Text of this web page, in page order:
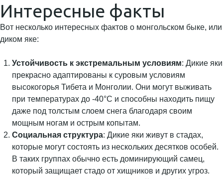
Интересные факты
Вот несколько интересных фактов о монгольском быке, или
диком яке:
Устойчивость к экстремальным условиям: Дикие яки
прекрасно адаптированы к суровым условиям
высокогорья Тибета и Монголии. Они могут выживать
при температурах до -40°C и способны находить пищу
даже под толстым слоем снега благодаря своим
мощным ногам и острым копытам.
Социальная структура: Дикие яки живут в стадах,
которые могут состоять из нескольких десятков особей.
В таких группах обычно есть доминирующий самец,
который защищает стадо от хищников и других угроз.